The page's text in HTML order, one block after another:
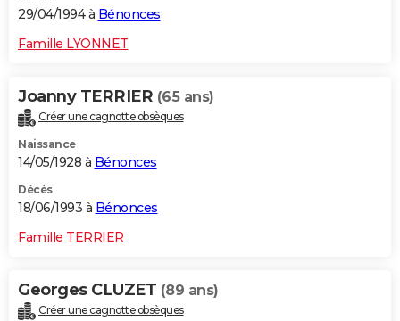
29/04/1994 à Bénonces
Famille LYONNET
Joanny TERRIER (65 ans)
Créer une cagnotte obsèques
Naissance
14/05/1928 à Bénonces
Décès
18/06/1993 à Bénonces
Famille TERRIER
Georges CLUZET (89 ans)
Créer une cagnotte obsèques